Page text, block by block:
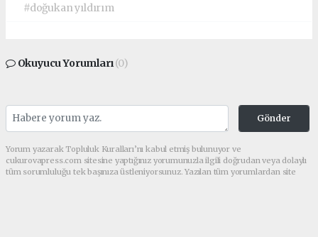
#doğukan yıldırım
Okuyucu Yorumları(0)
Gönder
Yorum yazarak Topluluk Kuralları’nı kabul etmiş bulunuyor ve
cukurovapress.com sitesine yaptığınız yorumunuzla ilgili doğrudan veya dolaylı
tüm sorumluluğu tek başınıza üstleniyorsunuz. Yazılan tüm yorumlardan site